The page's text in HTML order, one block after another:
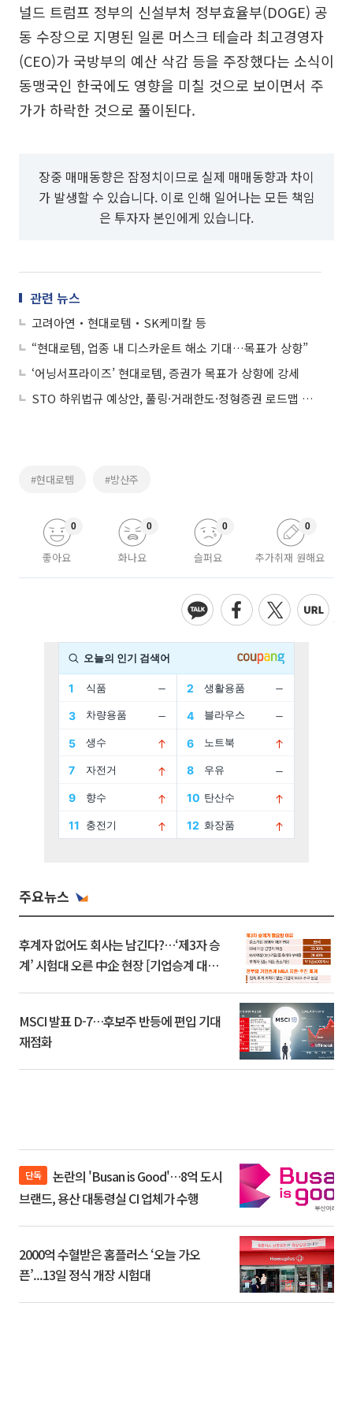
널드 트럼프 정부의 신설부처 정부효율부(DOGE) 공
동 수장으로 지명된 일론 머스크 테슬라 최고경영자
(CEO)가 국방부의 예산 삭감 등을 주장했다는 소식이
동맹국인 한국에도 영향을 미칠 것으로 보이면서 주
가가 하락한 것으로 풀이된다.
장중 매매동향은 잠정치이므로 실제 매매동향과 차이
가 발생할 수 있습니다. 이로 인해 일어나는 모든 책임
은 투자자 본인에게 있습니다.
관련 뉴스
고려아연‧현대로템‧SK케미칼 등
“현대로템, 업종 내 디스카운트 해소 기대…목표가 상향”
‘어닝서프라이즈’ 현대로템, 증권가 목표가 상향에 강세
STO 하위법규 예상안, 풀링·거래한도·정형증권 로드맵 제시
#현대로템 #방산주
좋아요
0
화나요
0
슬퍼요
0
추가취재 원해요
0
주요뉴스
후계자 없어도 회사는 남긴다?…‘제3자 승
계’ 시험대 오른 中企 현장 [기업승계 대전
MSCI 발표 D-7…후보주 반등에 편입 기대
재점화
단독
브랜드, 용산 대통령실 CI 업체가 수행
2000억 수혈받은 홈플러스 ‘오늘 가오
픈’...13일 정식 개장 시험대